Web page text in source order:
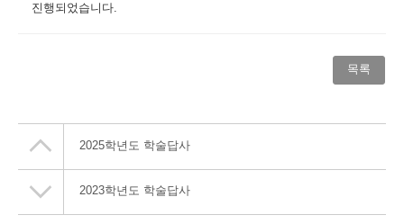
진행되었습니다.
목록
2025학년도 학술답사
2023학년도 학술답사